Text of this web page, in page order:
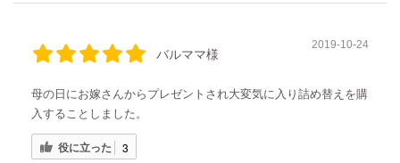
バルママ様
2019-10-24
母の日にお嫁さんからプレゼントされ大変気に入り詰め替えを購
入することしました。
役に立った 3